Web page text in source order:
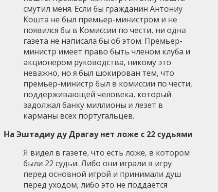
смутил меня. Если бы гражданин Антониу
Кошта не был премьер-министром и не
появился бы в Комиссии по чести, ни одна
газета не написала бы об этом. Премьер-
министр имеет право быть членом клуба и
акционером руководства, никому это
неважно, но я был шокирован тем, что
премьер-министр был в комиссии по чести,
поддерживающей человека, который
задолжал банку миллионы и лезет в
карманы всех португальцев.
На Эштадиу ду Драгау нет ложе с 22 судьями
Я видел в газете, что есть ложе, в котором
были 22 судьи. Либо они играли в игру
перед основной игрой и принимали душ
перед уходом, либо это не поддаётся